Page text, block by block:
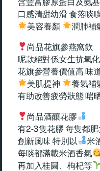
口感清甜幼滑 食落啖
美容養顏
潤肺補
尚品花旗參燕窩飲
呢款絕對係女生抗氧
花旗參營養價值高 味
美肌提神
養氣補
有助改善疲勞狀態 啱
尚品酒釀花膠
有2-3隻花膠 每隻都
創新風味 特別以
米
每啖都滿載米酒香氣
再加入桂圓、枸杞等